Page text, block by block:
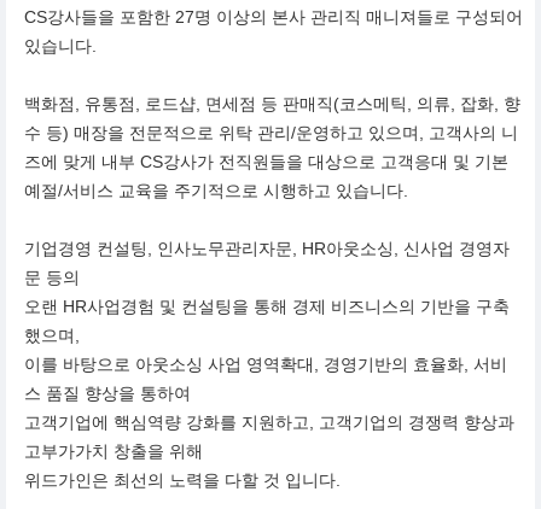
CS강사들을 포함한 27명 이상의 본사 관리직 매니져들로 구성되어
있습니다.
백화점, 유통점, 로드샵, 면세점 등 판매직(코스메틱, 의류, 잡화, 향
수 등) 매장을 전문적으로 위탁 관리/운영하고 있으며, 고객사의 니
즈에 맞게 내부 CS강사가 전직원들을 대상으로 고객응대 및 기본
예절/서비스 교육을 주기적으로 시행하고 있습니다.
기업경영 컨설팅, 인사노무관리자문, HR아웃소싱, 신사업 경영자
문 등의
오랜 HR사업경험 및 컨설팅을 통해 경제 비즈니스의 기반을 구축
했으며,
이를 바탕으로 아웃소싱 사업 영역확대, 경영기반의 효율화, 서비
스 품질 향상을 통하여
고객기업에 핵심역량 강화를 지원하고, 고객기업의 경쟁력 향상과
고부가가치 창출을 위해
위드가인은 최선의 노력을 다할 것 입니다.